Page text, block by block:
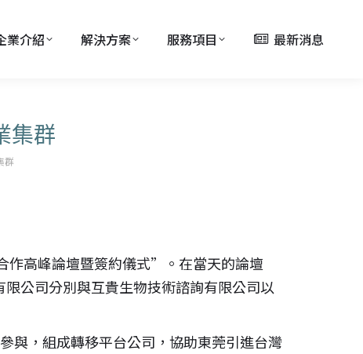
業介紹 解決方案 服務項目 最新消息
集群
群
高峰論壇暨簽約儀式”。在當天的論壇
公司分別與互貴生物技術諮詢有限公司以
，組成轉移平台公司，協助東莞引進台灣